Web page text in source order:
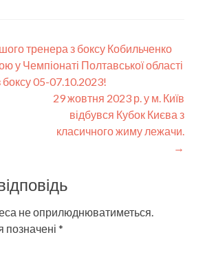
тренера з боксу Кобильченко
у Чемпіонаті Полтавської області
боксу 05-07.10.2023!
29 жовтня 2023 р. у м. Київ
відбувся Кубок Києва з
класичного жиму лежачи.
→
не оприлюднюватиметься.
позначені *